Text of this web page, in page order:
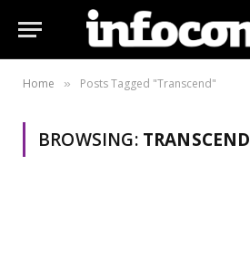
Home » Posts Tagged "Transcend"
BROWSING: TRANSCEND